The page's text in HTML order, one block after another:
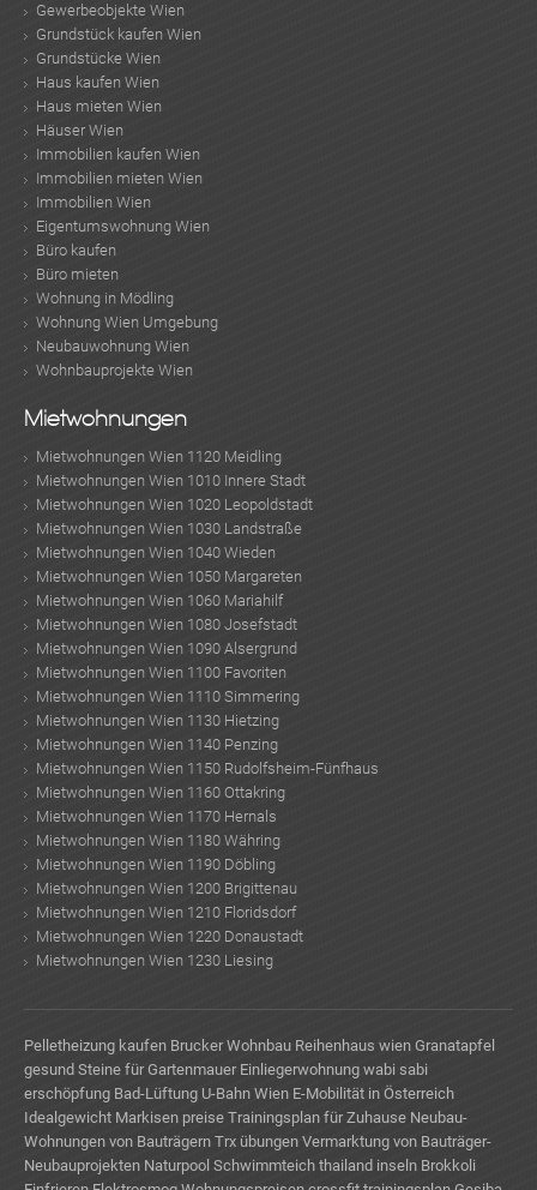
Gewerbeobjekte Wien
Grundstück kaufen Wien
Grundstücke Wien
Haus kaufen Wien
Haus mieten Wien
Häuser Wien
Immobilien kaufen Wien
Immobilien mieten Wien
Immobilien Wien
Eigentumswohnung Wien
Büro kaufen
Büro mieten
Wohnung in Mödling
Wohnung Wien Umgebung
Neubauwohnung Wien
Wohnbauprojekte Wien
Mietwohnungen
Mietwohnungen Wien 1120 Meidling
Mietwohnungen Wien 1010 Innere Stadt
Mietwohnungen Wien 1020 Leopoldstadt
Mietwohnungen Wien 1030 Landstraße
Mietwohnungen Wien 1040 Wieden
Mietwohnungen Wien 1050 Margareten
Mietwohnungen Wien 1060 Mariahilf
Mietwohnungen Wien 1080 Josefstadt
Mietwohnungen Wien 1090 Alsergrund
Mietwohnungen Wien 1100 Favoriten
Mietwohnungen Wien 1110 Simmering
Mietwohnungen Wien 1130 Hietzing
Mietwohnungen Wien 1140 Penzing
Mietwohnungen Wien 1150 Rudolfsheim-Fünfhaus
Mietwohnungen Wien 1160 Ottakring
Mietwohnungen Wien 1170 Hernals
Mietwohnungen Wien 1180 Währing
Mietwohnungen Wien 1190 Döbling
Mietwohnungen Wien 1200 Brigittenau
Mietwohnungen Wien 1210 Floridsdorf
Mietwohnungen Wien 1220 Donaustadt
Mietwohnungen Wien 1230 Liesing
Pelletheizung kaufen Brucker Wohnbau Reihenhaus wien Granatapfel
gesund Steine für Gartenmauer Einliegerwohnung wabi sabi
erschöpfung Bad-Lüftung U-Bahn Wien E-Mobilität in Österreich
Idealgewicht Markisen preise Trainingsplan für Zuhause Neubau-
Wohnungen von Bauträgern Trx übungen Vermarktung von Bauträger-
Neubauprojekten Naturpool Schwimmteich thailand inseln Brokkoli